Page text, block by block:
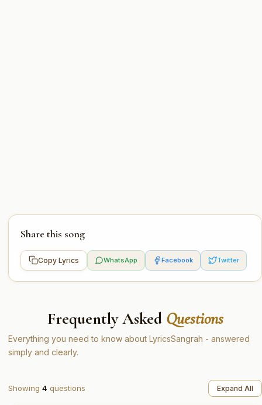
Share this song
Copy Lyrics WhatsApp Facebook Twitter
Frequently Asked Questions
Everything you need to know about LyricsSangrah - answered
simply and clearly.
Showing 4 questions Expand All